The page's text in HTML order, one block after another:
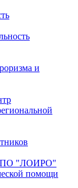
и
ДПО "ЛОИРО"
помощи